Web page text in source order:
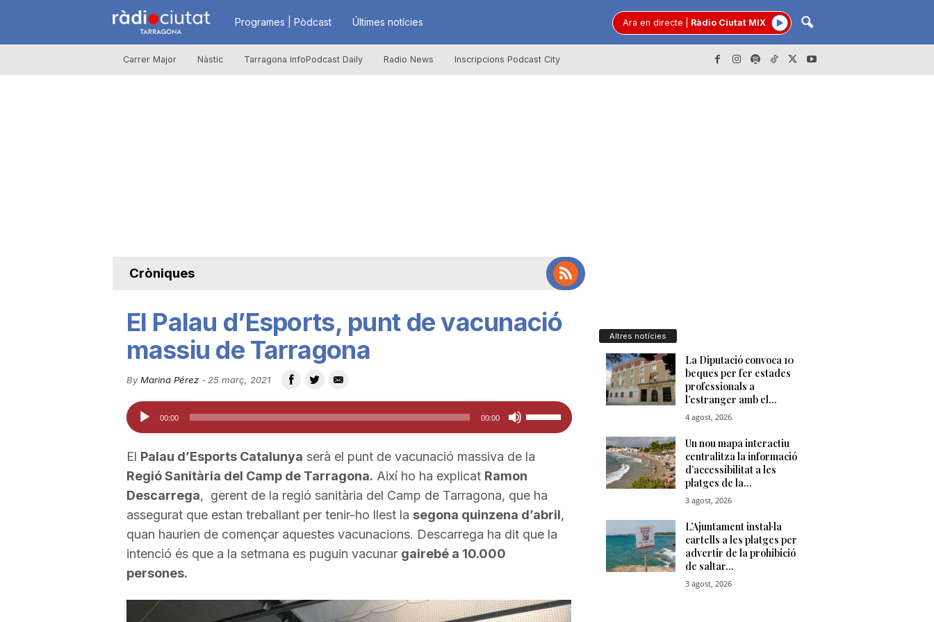
R
à
u
t
a
d
e
T
Programes | Pòdcast Últimes notícies Ara en directe Ràdio Ciutat MIX
Carrer Major Nàstic Tarragona InfoPodcast Daily Radio News Inscripcions Podcast City
Cròniques
El Palau d’Esports, punt de vacunació
massiu de Tarragona
By Marina Pérez- 25 març, 2021
Reproductor
d'àudio
00:00 00:00
Feu
servir
les
tecles
de
fletxa
cap
a
El Palau d’Esports Catalunya serà el punt de vacunació massiva de la
Regió Sanitària del Camp de Tarragona. Així ho ha explicat Ramon
Descarrega, gerent de la regió sanitària del Camp de Tarragona, que ha
assegurat que estan treballant per tenir-ho llest la segona quinzena d’abril,
quan haurien de començar aquestes vacunacions. Descarrega ha dit que la
intenció és que a la setmana es puguin vacunar gairebé a 10.000
persones.
Altres notícies